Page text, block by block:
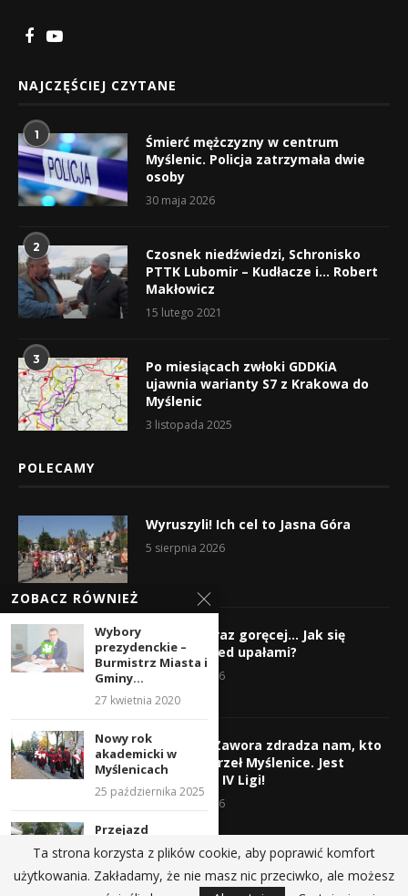
NAJCZĘŚCIEJ CZYTANE
1
Śmierć mężczyzny w centrum
Myślenic. Policja zatrzymała dwie
osoby
30 maja 2026
2
Czosnek niedźwiedzi, Schronisko
PTTK Lubomir – Kudłacze i… Robert
Makłowicz
15 lutego 2021
3
Po miesiącach zwłoki GDDKiA
ujawnia warianty S7 z Krakowa do
Myślenic
3 listopada 2025
POLECAMY
Wyruszyli! Ich cel to Jasna Góra
5 sierpnia 2026
Gorąco, coraz goręcej… Jak się
chronić przed upałami?
4 sierpnia 2026
Krzysztof Zawora zdradza nam, kto
wzmocni Orzeł Myślenice. Jest
nazwisko z IV Ligi!
3 sierpnia 2026
@2019 - All Right Reserved.
ZOBACZ RÓWNIEŻ
Wybory
prezydenckie –
Burmistrz Miasta i
Gminy...
27 kwietnia 2020
Nowy rok
akademicki w
Myślenicach
25 października 2025
Przejazd
Godności ulicami
Myślenic i piknik
przy...
Ta strona korzysta z plików cookie, aby poprawić komfort
użytkowania. Zakładamy, że nie masz nic przeciwko, ale możesz